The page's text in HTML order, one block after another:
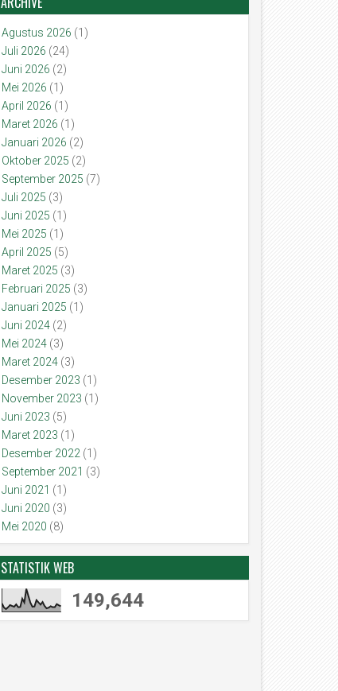
Agustus 2026 (1)
Juli 2026 (24)
Juni 2026 (2)
Mei 2026 (1)
April 2026 (1)
Maret 2026 (1)
Januari 2026 (2)
Oktober 2025 (2)
September 2025 (7)
Juli 2025 (3)
Juni 2025 (1)
Mei 2025 (1)
April 2025 (5)
Maret 2025 (3)
Februari 2025 (3)
Januari 2025 (1)
Juni 2024 (2)
Mei 2024 (3)
Maret 2024 (3)
Desember 2023 (1)
November 2023 (1)
Juni 2023 (5)
Maret 2023 (1)
Desember 2022 (1)
September 2021 (3)
Juni 2021 (1)
Juni 2020 (3)
Mei 2020 (8)
STATISTIK WEB
149,644